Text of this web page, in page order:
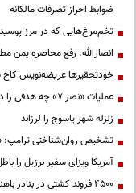
ضوابط احراز تصرفات مالکانه
تخم‌مرغ‌هایی که در مرز
انصارالله: رفع محاصره یمن
خودتحقیرها عریضه‌نویس کاخ
عملیات «نصر ۷» چه هدفی را دنبال می‌کرد؟
زلزله شهر یاسوج را لرزاند
تشخیص روان‌شناختی
آمریکا ویزای سفیر برزیل را
۴۵۰۰ فروند کشتی در بنادر باهنر و شرق هرمزگان پهلو گرفتند